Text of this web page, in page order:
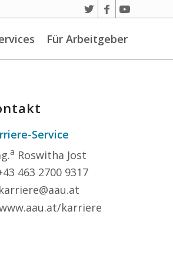
Für Arbeitgeber
Service
a Roswitha Jost
463 2700 9317
karriere